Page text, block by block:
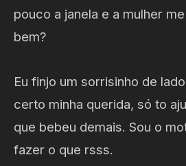
pouco a janela e a mulher
bem?
Eu finjo um sorrisinho de
certo minha querida, só to
que bebeu demais. Sou o
fazer o que rsss.